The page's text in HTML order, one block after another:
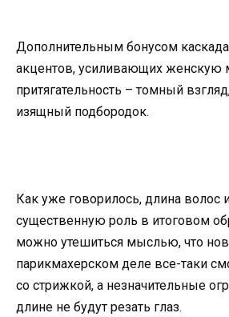
Дополнительным бонусом каскада
акцентов, усиливающих женскую
притягательность – томный
изящный подбородок.
Как уже говорилось, длина волос
существенную роль в итоговом
можно утешиться мыслью, что
парикмахерском деле все-таки
со стрижкой, а незначительные
длине не будут резать глаз.